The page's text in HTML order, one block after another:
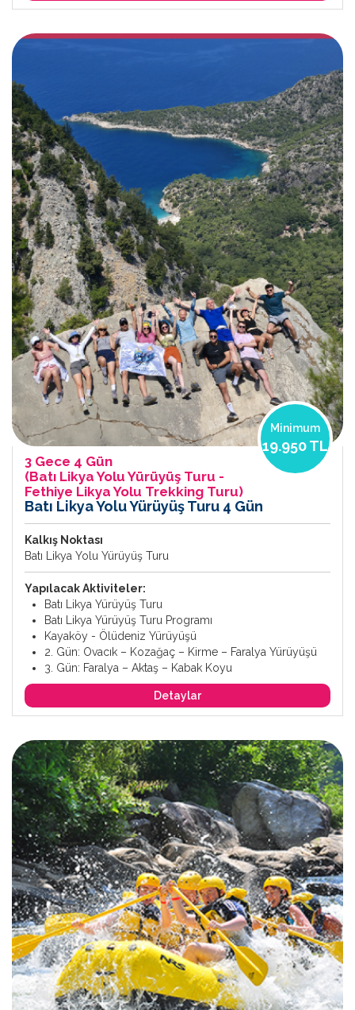
3 Gece 4 Gün
(Batı Likya Yolu Yürüyüş Turu -
Fethiye Likya Yolu Trekking Turu)
Batı Likya Yolu Yürüyüş Turu 4 Gün
Kalkış Noktası
Batı Likya Yolu Yürüyüş Turu
Yapılacak Aktiviteler:
Batı Likya Yürüyüş Turu
Batı Likya Yürüyüş Turu Programı
Kayaköy - Ölüdeniz Yürüyüşü
2. Gün: Ovacık – Kozağaç – Kirme – Faralya Yürüyüşü
3. Gün: Faralya – Aktaş – Kabak Koyu
Detaylar
Minimum
19.950 TL